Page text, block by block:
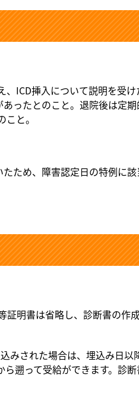
ICD挿入について説明を受け
ったとのこと。退院後は定期
と。
ため、障害認定日の特例に該
証明書は省略し、診断書の作
みされた場合は、埋込み日以
遡って受給ができます。診断